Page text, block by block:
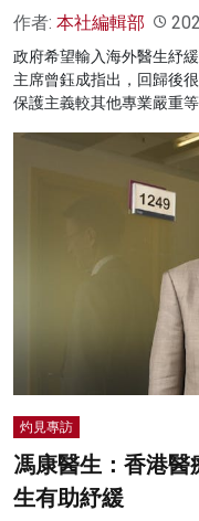
作者: 本社編輯部
政府希望輸入海外醫生紓
主席曾鈺成指出，回歸後
保護主義較其他專業嚴重
灼見專訪
馮康醫生：香港
生有助紓緩